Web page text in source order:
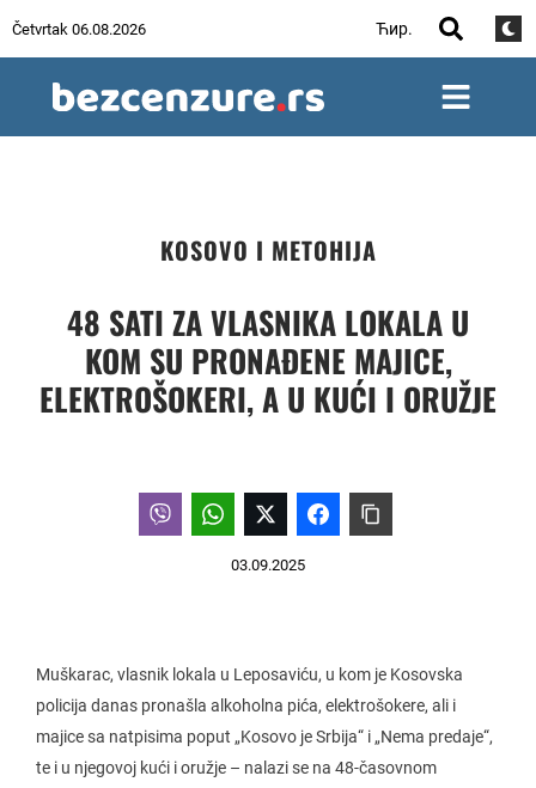
Četvrtak 06.08.2026 Ћир.
KOSOVO I METOHIJA
48 SATI ZA VLASNIKA LOKALA U
KOM SU PRONAĐENE MAJICE,
ELEKTROŠOKERI, A U KUĆI I ORUŽJE
03.09.2025
Muškarac, vlasnik lokala u Leposaviću, u kom je Kosovska
policija danas pronašla alkoholna pića, elektrošokere, ali i
majice sa natpisima poput „Kosovo je Srbija“ i „Nema predaje“,
te i u njegovoj kući i oružje – nalazi se na 48-časovnom